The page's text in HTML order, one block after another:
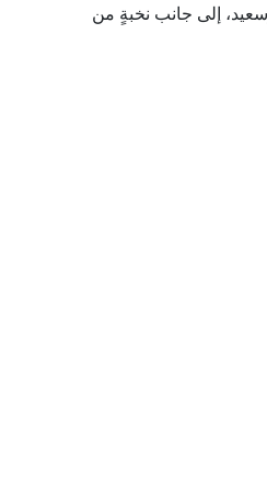
إلى جانب نخبةٍ من